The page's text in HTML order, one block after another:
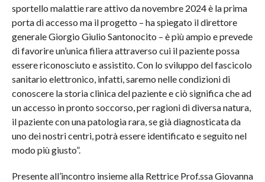
sportello malattie rare attivo da novembre 2024 è la prima
porta di accesso ma il progetto – ha spiegato il direttore
generale Giorgio Giulio Santonocito – è più ampio e prevede
di favorire un’unica filiera attraverso cui il paziente possa
essere riconosciuto e assistito. Con lo sviluppo del fascicolo
sanitario elettronico, infatti, saremo nelle condizioni di
conoscere la storia clinica del paziente e ciò significa che ad
un accesso in pronto soccorso, per ragioni di diversa natura,
il paziente con una patologia rara, se già diagnosticata da
uno dei nostri centri, potrà essere identificato e seguito nel
modo più giusto”.
Presente all’incontro insieme alla Rettrice Prof.ssa Giovanna